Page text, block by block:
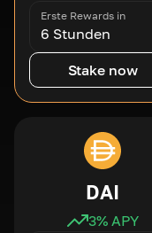
Erste Rewards in
6 Stunden
Stake now
DAI
3% APY